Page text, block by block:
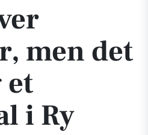
men det
et
i Ry